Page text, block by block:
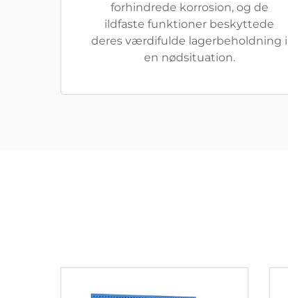
forhindrede korrosion, og de
ildfaste funktioner beskyttede
deres værdifulde lagerbeholdning i
en nødsituation.